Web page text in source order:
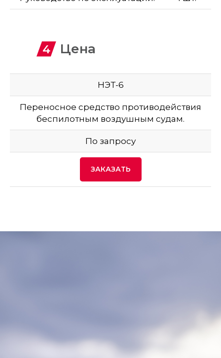
Цена
НЭТ-6
Переносное средство противодействия
беспилотным воздушным судам.
По запросу
ЗАКАЗАТЬ